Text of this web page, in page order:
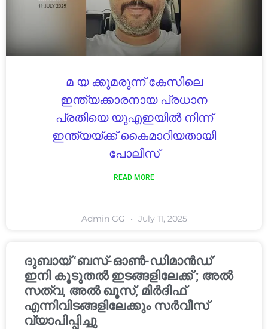
മ യ ക്കുമരുന്ന് കേസിലെ
ഇന്ത്യക്കാരനായ പ്രധാന
പ്രതിയെ യുഎഇയിൽ നിന്ന്
ഇന്ത്യയ്ക്ക് കൈമാറിയതായി
പോലീസ്
READ MORE
Admin GG July 11, 2025
ദുബായ് ‘ബസ്-ഓൺ-ഡിമാൻഡ്’
ഇനി കൂടുതൽ ഇടങ്ങളിലേക്ക് ; അൽ
സത്വ, അൽ ഖൂസ്, മിർദിഫ്
എന്നിവിടങ്ങളിലേക്കും സർവീസ്
വ്യാപിപ്പിച്ചു